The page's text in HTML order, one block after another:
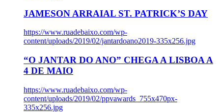
JAMESON ARRAIAL ST. PATRICK’S DAY
https://www.ruadebaixo.com/wp-
content/uploads/2019/02/jantardoano2019-335x256.jpg
“O JANTAR DO ANO” CHEGA A LISBOA A
4 DE MAIO
https://www.ruadebaixo.com/wp-
content/uploads/2019/02/ppvawards_755x470px-
335x256.jpg